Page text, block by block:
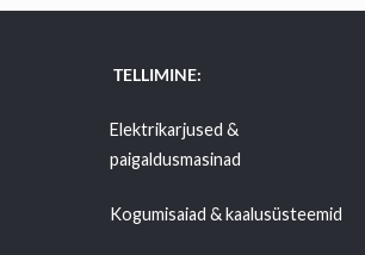
TELLIMINE:
Elektrikarjused &
paigaldusmasinad
Kogumisaiad & kaalusüsteemid